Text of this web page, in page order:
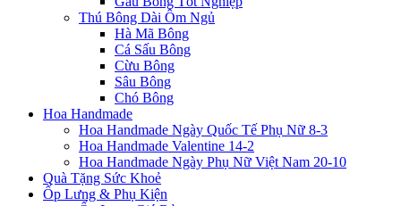
Thú Bông Dài Ôm Ngủ
Hà Mã Bông
Cá Sấu Bông
Cừu Bông
Sâu Bông
Chó Bông
Hoa Handmade
Hoa Handmade Ngày Quốc Tế Phụ Nữ 8-3
Hoa Handmade Valentine 14-2
Hoa Handmade Ngày Phụ Nữ Việt Nam 20-10
Quà Tặng Sức Khoẻ
Ốp Lưng & Phụ Kiện